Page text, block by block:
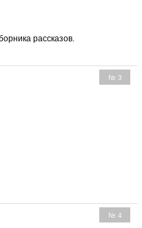
рассказов.
№ 3
№ 4